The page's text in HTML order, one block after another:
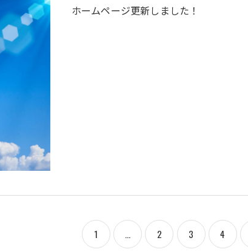
ホームページ更新しました！
1 ... 2 3 4